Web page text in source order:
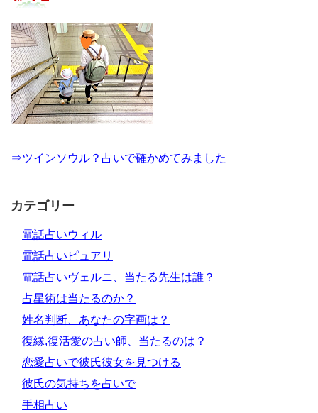
⇒ツインソウル？占いで確かめてみました
カテゴリー
電話占いウィル
電話占いピュアリ
電話占いヴェルニ、当たる先生は誰？
占星術は当たるのか？
姓名判断、あなたの字画は？
復縁,復活愛の占い師、当たるのは？
恋愛占いで彼氏彼女を見つける
彼氏の気持ちを占いで
手相占い